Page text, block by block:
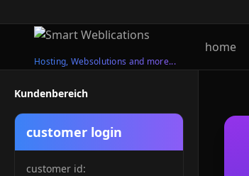
Hosting, Websolutions and more...
home
Kundenbereich
customer login
customer id: